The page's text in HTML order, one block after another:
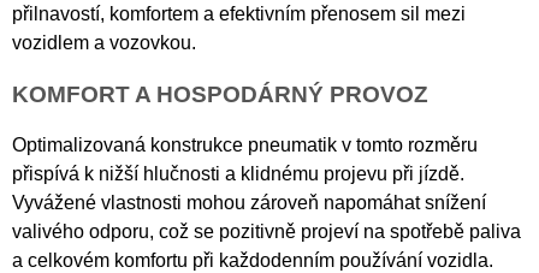
přilnavostí, komfortem a efektivním přenosem sil mezi
vozidlem a vozovkou.
KOMFORT A HOSPODÁRNÝ PROVOZ
Optimalizovaná konstrukce pneumatik v tomto rozměru
přispívá k nižší hlučnosti a klidnému projevu při jízdě.
Vyvážené vlastnosti mohou zároveň napomáhat snížení
valivého odporu, což se pozitivně projeví na spotřebě paliva
a celkovém komfortu při každodenním používání vozidla.